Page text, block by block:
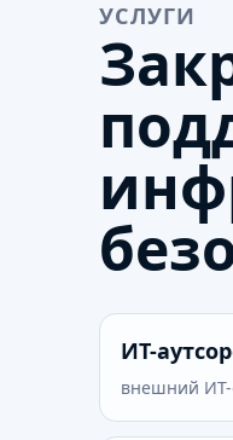
УСЛУГИ
ИТ-
внешний ИТ-